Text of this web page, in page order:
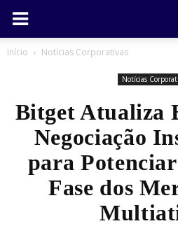
Início Notícias Corporativas
Notícias
Bitget Atualiza
Negociação
para
Fase dos